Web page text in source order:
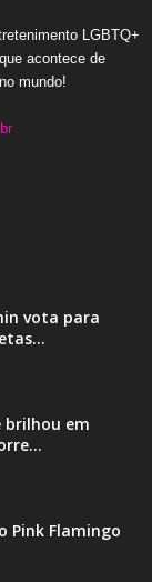
LGBTQ+
acontece de
mundo!
vota para
brilhou em
Pink Flamingo